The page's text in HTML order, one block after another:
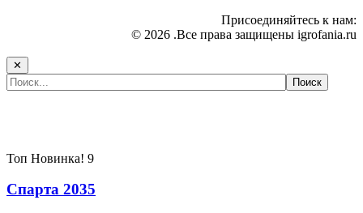
Присоединяйтесь к нам:
© 2026 .Все права защищены igrofania.ru
✕
Топ Новинка! 9
Спарта 2035